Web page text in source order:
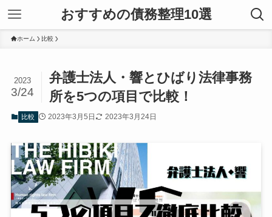
おすすめの債務整理10選
ホーム 比較
弁護士法人・響とひばり法律事務
所を5つの項目で比較！
2023
3/24
比較 2023年3月5日 2023年3月24日